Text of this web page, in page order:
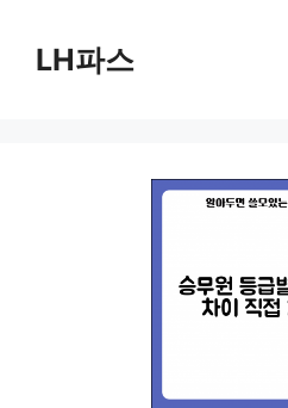
LH파스